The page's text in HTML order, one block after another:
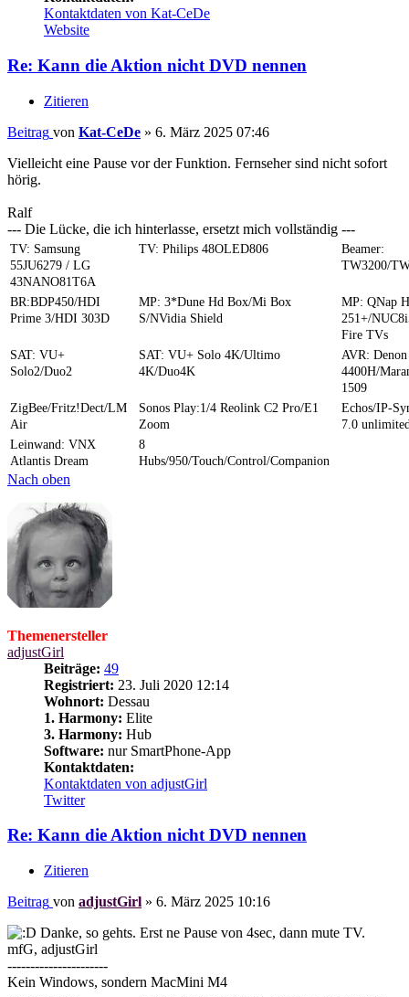
Kontaktdaten von Kat-CeDe
Website
Re: Kann die Aktion nicht DVD nennen
Zitieren
Beitrag von Kat-CeDe » 6. März 2025 07:46
Vielleicht eine Pause vor der Funktion. Fernseher sind nicht sofort
hörig.
Ralf
--- Die Lücke, die ich hinterlasse, ersetzt mich vollständig ---
TV: Samsung
55JU6279 / LG
43NANO81T6A
TV: Philips 48OLED806
Beamer:
TW3200/
BR:BDP450/HDI
Prime 3/HDI 303D
MP: 3*Dune Hd Box/Mi Box
S/NVidia Shield
MP: QNap
251+/
Fire TVs
SAT: VU+
Solo2/Duo2
SAT: VU+ Solo 4K/Ultimo
4K/Duo4K
AVR: Denon
4400H/
1509
ZigBee/Fritz!Dect/LM
Air
Sonos Play:1/4 Reolink C2 Pro/E1
Zoom
Echos/IP-
7.0
Leinwand: VNX
Atlantis Dream
8
Hubs/950/Touch/Control/Companion
Nach oben
Themenersteller
adjustGirl
Beiträge: 49
Registriert: 23. Juli 2020 12:14
Wohnort: Dessau
1. Harmony: Elite
3. Harmony: Hub
Software: nur SmartPhone-App
Kontaktdaten:
Kontaktdaten von adjustGirl
Twitter
Re: Kann die Aktion nicht DVD nennen
Zitieren
Beitrag von adjustGirl » 6. März 2025 10:16
Danke, so gehts. Erst ne Pause von 4sec, dann mute TV.
mfG, adjustGirl
----------------------
Kein Windows, sondern MacMini M4